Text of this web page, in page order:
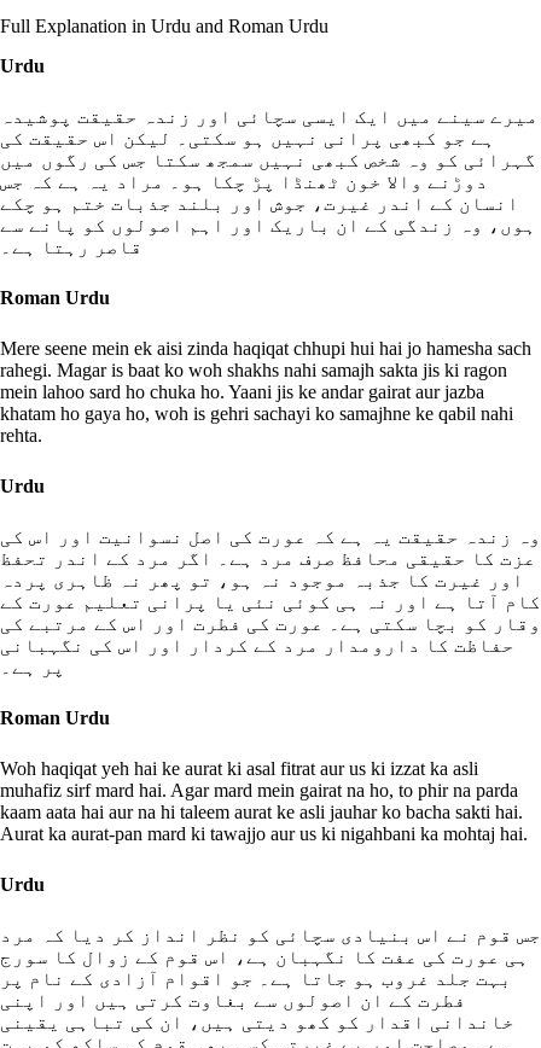
Full Explanation in Urdu and Roman Urdu
Urdu
میرے سینے میں ایک ایسی سچائی اور زندہ حقیقت پوشیدہ
ہے جو کبھی پرانی نہیں ہو سکتی۔ لیکن اس حقیقت کی
گہرائی کو وہ شخص کبھی نہیں سمجھ سکتا جس کی رگوں میں
دوڑنے والا خون ٹھنڈا پڑ چکا ہو۔ مراد یہ ہے کہ جس
انسان کے اندر غیرت، جوش اور بلند جذبات ختم ہو چکے
ہوں، وہ زندگی کے ان باریک اور اہم اصولوں کو پانے سے
قاصر رہتا ہے۔
Roman Urdu
Mere seene mein ek aisi zinda haqiqat chhupi hui hai jo hamesha sach
rahegi. Magar is baat ko woh shakhs nahi samajh sakta jis ki ragon
mein lahoo sard ho chuka ho. Yaani jis ke andar gairat aur jazba
khatam ho gaya ho, woh is gehri sachayi ko samajhne ke qabil nahi
rehta.
Urdu
وہ زندہ حقیقت یہ ہے کہ عورت کی اصل نسوانیت اور اس کی
عزت کا حقیقی محافظ صرف مرد ہے۔ اگر مرد کے اندر تحفظ
اور غیرت کا جذبہ موجود نہ ہو، تو پھر نہ ظاہری پردہ
کام آتا ہے اور نہ ہی کوئی نئی یا پرانی تعلیم عورت کے
وقار کو بچا سکتی ہے۔ عورت کی فطرت اور اس کے مرتبے کی
حفاظت کا دارومدار مرد کے کردار اور اس کی نگہبانی
پر ہے۔
Roman Urdu
Woh haqiqat yeh hai ke aurat ki asal fitrat aur us ki izzat ka asli
muhafiz sirf mard hai. Agar mard mein gairat na ho, to phir na parda
kaam aata hai aur na hi taleem aurat ke asli jauhar ko bacha sakti hai.
Aurat ka aurat-pan mard ki tawajjo aur us ki nigahbani ka mohtaj hai.
Urdu
جس قوم نے اس بنیادی سچائی کو نظر انداز کر دیا کہ مرد
ہی عورت کی عفت کا نگہبان ہے، اس قوم کے زوال کا سورج
بہت جلد غروب ہو جاتا ہے۔ جو اقوام آزادی کے نام پر
فطرت کے ان اصولوں سے بغاوت کرتی ہیں اور اپنی
خاندانی اقدار کو کھو دیتی ہیں، ان کی تباہی یقینی
ہے۔ مصلحت اور بے غیرتی کسی بھی قوم کی ساکھ کو بہت